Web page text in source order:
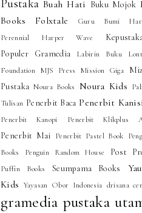
Pustaka Buah Hati Buku Mojok
Books
Folxtale Guru Bumi
Perennial
Harper Wave
Populer Gramedia
Labirin Buku
Foundation MJS Press Mission Giga
Pustaka Noura Books Noura Kids
Tulisan Penerbit Baca Penerbit
Penerbit Kanopi Penerbit Klikplus
Penerbit Mai Penerbit Pastel Book
Books
Penguin Random House Post
Puffin Books Seumpama Books
Kids Yayasan Obor Indonesia drisana
gramedia pustaka